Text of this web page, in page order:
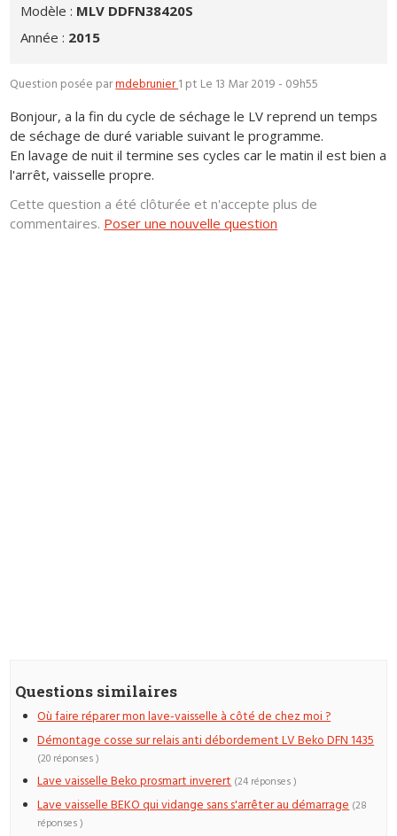
Modèle : MLV DDFN38420S
Année : 2015
Question posée parmdebrunier1 pt Le 13 Mar 2019 - 09h55
Bonjour, a la fin du cycle de séchage le LV reprend un temps
de séchage de duré variable suivant le programme.
En lavage de nuit il termine ses cycles car le matin il est bien a
l'arrêt, vaisselle propre.
Cette question a été clôturée et n'accepte plus de
commentaires. Poser une nouvelle question
Questions similaires
Où faire réparer mon lave-vaisselle à côté de chez moi ?
Démontage cosse sur relais anti débordement LV Beko DFN 1435
(20 réponses )
Lave vaisselle Beko prosmart inverert (24 réponses )
Lave vaisselle BEKO qui vidange sans s'arrêter au démarrage (28
réponses )